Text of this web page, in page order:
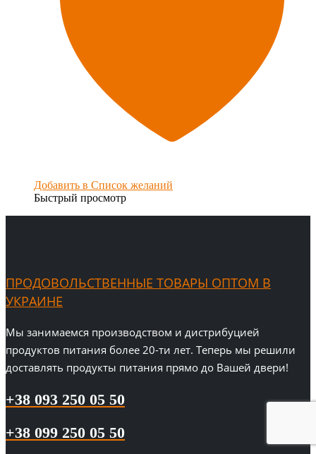
Добавить в Список желаний
Быстрый просмотр
ПРОДОВОЛЬСТВЕННЫЕ ТОВАРЫ ОПТОМ В
УКРАИНЕ
Мы занимаемся производством и дистрибуцией
продуктов питания более 20-ти лет. Теперь мы решили
доставлять продукты питания прямо до Вашей двери!
+38 093 250 05 50
+38 099 250 05 50